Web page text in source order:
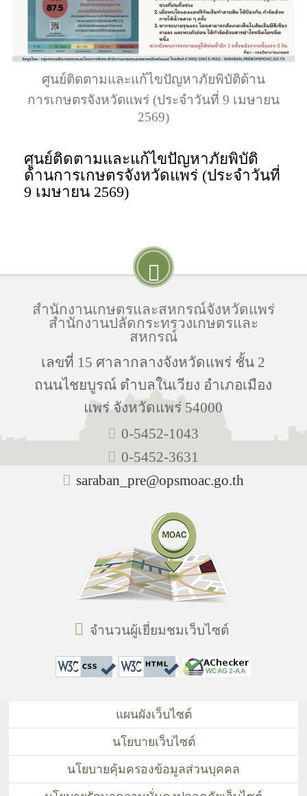
ศูนย์ติดตามและแก้ไขปัญหาภัยพิบัติด้าน
การเกษตรจังหวัดแพร่ (ประจำวันที่ 9 เมษายน
2569)
ศูนย์ติดตามและแก้ไขปัญหาภัยพิบัติ
ด้านการเกษตรจังหวัดแพร่ (ประจำวันที่
9 เมษายน 2569)
สำนักงานเกษตรและสหกรณ์จังหวัดแพร่
สำนักงานปลัดกระทรวงเกษตรและ
สหกรณ์
เลขที่ 15 ศาลากลางจังหวัดแพร่ ชั้น 2
ถนนไชยบูรณ์ ตำบลในเวียง อำเภอเมือง
แพร่ จังหวัดแพร่ 54000
0-5452-1043
0-5452-3631
saraban_pre@opsmoac.go.th
จำนวนผู้เยี่ยมชมเว็บไซต์
แผนผังเว็บไซต์
นโยบายเว็บไซต์
นโยบายคุ้มครองข้อมูลส่วนบุคคล